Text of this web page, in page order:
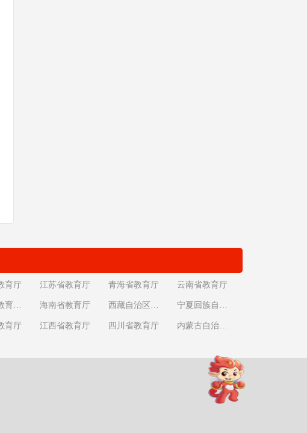
育厅 江苏省教育厅 青海省教育厅 云南省教育厅
天津市教育委员会 海南省教育厅 西藏自治区教育厅 宁夏回族自治区教育厅
育厅 江西省教育厅 四川省教育厅 内蒙古自治区教育厅